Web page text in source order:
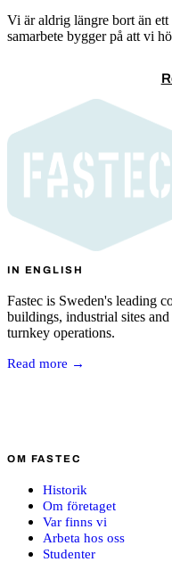
Vi är aldrig längre bort än
samarbete bygger på att vi
IN ENGLISH
Fastec is Sweden's leading
buildings, industrial sites
turnkey operations.
Read more →
OM FASTEC
Historik
Om företaget
Var finns vi
Arbeta hos oss
Studenter